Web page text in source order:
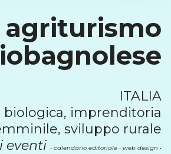
agriturismo
ITALIA
biologica, imprenditoria
sviluppo rurale
eventi • calendario editoriale • web design •